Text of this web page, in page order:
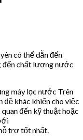
có thể dẫn đến
đến chất lượng nước
máy lọc nước Trên
đề khác khiến cho việc
đến kỹ thuật hoặc
trợ tốt nhất.